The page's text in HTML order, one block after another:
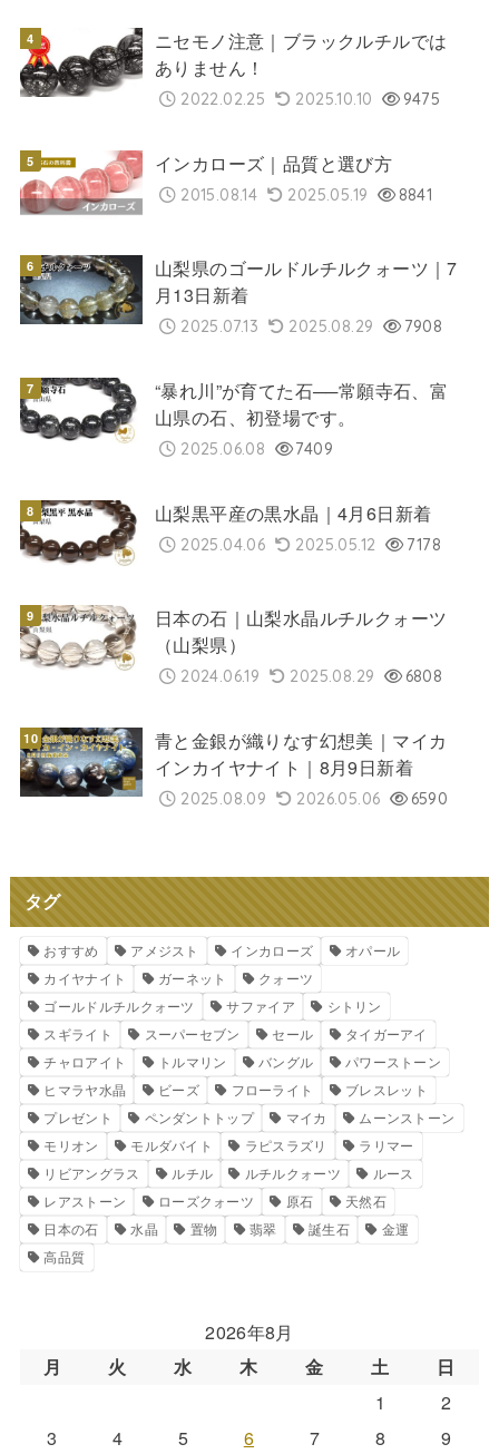
ニセモノ注意｜ブラックルチルでは
ありません！
2022.02.25 2025.10.10 9475
インカローズ｜品質と選び方
2015.08.14 2025.05.19 8841
山梨県のゴールドルチルクォーツ｜7
月13日新着
2025.07.13 2025.08.29 7908
“暴れ川”が育てた石──常願寺石、富
山県の石、初登場です。
2025.06.08 7409
山梨黒平産の黒水晶｜4月6日新着
2025.04.06 2025.05.12 7178
日本の石｜山梨水晶ルチルクォーツ
（山梨県）
2024.06.19 2025.08.29 6808
青と金銀が織りなす幻想美｜マイカ
インカイヤナイト｜8月9日新着
2025.08.09 2026.05.06 6590
タグ
おすすめ アメジスト インカローズ
オパール
カイヤナイト
ガーネット
クォーツ
ゴールドルチルクォーツ
サファイア
シトリン
スギライト
スーパーセブン セール
タイガーアイ
チャロアイト
トルマリン バングル
パワーストーン
ヒマラヤ水晶
ビーズ フローライト
ブレスレット
プレゼント
ペンダントトップ マイカ
ムーンストーン
モリオン
モルダバイト ラピスラズリ
ラリマー
リビアングラス
ルチル ルチルクォーツ
ルース
レアストーン
ローズクォーツ 原石
天然石
日本の石
水晶 置物 翡翠 誕生石
金運
高品質
2026年8月
月
火 水 木 金 土
日
1
2
3
4 5 6 7 8
9